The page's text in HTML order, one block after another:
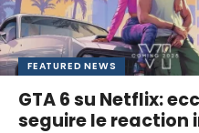
FEATURED NEWS
GTA 6 su Netflix:
seguire le reaction